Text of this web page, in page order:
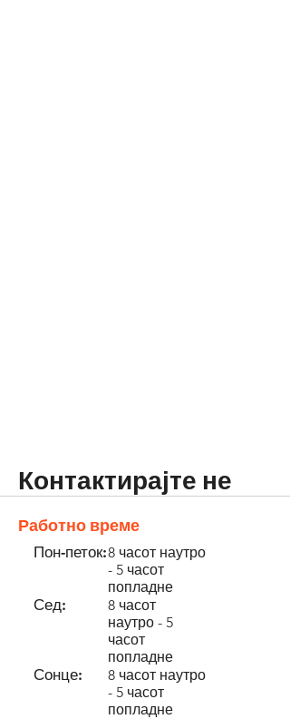
Контактирајте не
Работно време
Пон-петок:
Сед:
Сонце:
8 часот наутро
- 5 часот
попладне
8 часот
наутро - 5
часот
попладне
8 часот наутро
- 5 часот
попладне